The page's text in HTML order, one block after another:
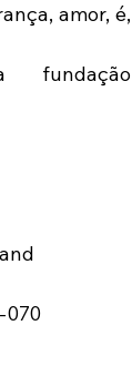
amor, é,
070